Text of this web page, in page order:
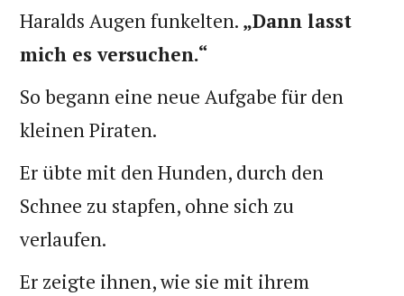
Haralds Augen funkelten. „Dann lasst
mich es versuchen.“
So begann eine neue Aufgabe für den
kleinen Piraten.
Er übte mit den Hunden, durch den
Schnee zu stapfen, ohne sich zu
verlaufen.
Er zeigte ihnen, wie sie mit ihrem